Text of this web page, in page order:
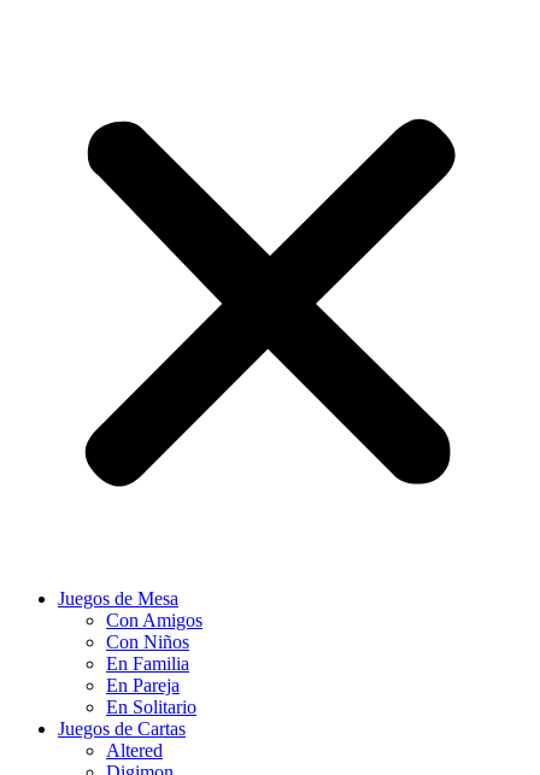
Juegos de Mesa
Con Amigos
Con Niños
En Familia
En Pareja
En Solitario
Juegos de Cartas
Altered